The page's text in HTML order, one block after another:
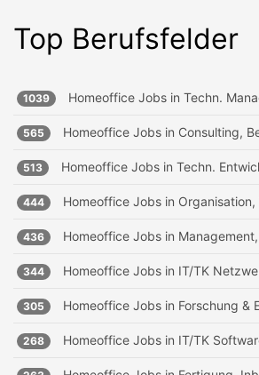
Top Berufsfelder
1039 Homeoffice Jobs in Techn.
565 Homeoffice Jobs in Consulting,
513 Homeoffice Jobs in Techn.
444 Homeoffice Jobs in
436 Homeoffice Jobs in
344 Homeoffice Jobs in IT/TK
305 Homeoffice Jobs in Forschung &
268 Homeoffice Jobs in IT/TK